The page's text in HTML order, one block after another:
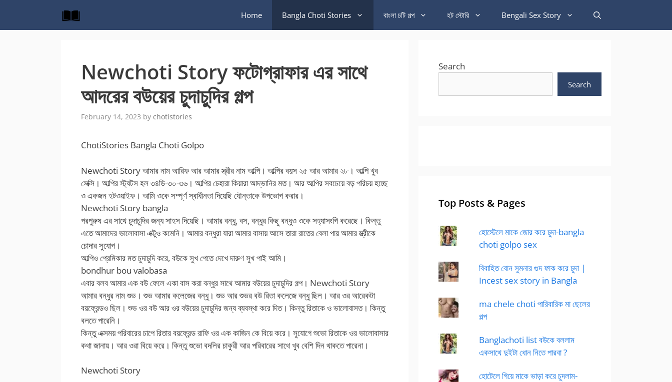
content
Home Bangla Choti Stories বাংলা চটি গল্প হট স্টোরি Bengali Sex Story
Newchoti Story ফটোগ্রাফার এর সাথে
আদরের বউয়ের চুদাচুদির গল্প
February 14, 2023 by chotistories
ChotiStories Bangla Choti Golpo
Newchoti Story আমার নাম আরিফ আর আমার স্ত্রীর নাম আল্পি। আল্পির বয়স ২৫ আর আমার ২৮। আল্পি খুব
সেক্সি। আল্পির স্ট্যটস হল ৩৪ডি-৩০-৩৬। আল্পির চেহারা কিয়ারা আদ্ভানির মত। আর আল্পির সবচেয়ে বড় পরিচয় হচ্ছে
ও একজন হটওয়াইফ। আমি ওকে সম্পূর্ণ স্বাধীনতা দিয়েছি যৌন্তাকে উপভোগ করার।
Newchoti Story bangla
পরপুরুষ এর সাথে চুদাচুদির জন্য সাহস দিয়েছি। আমার বন্ধু, বস, বন্ধুর কিছু বন্ধুও ওকে সহ্যাসংগি করেছে। কিন্তু
এতে আমাদের ভালোবাসা এক্টুও কমেনি। আমার বন্ধুরা যারা আমার বাসায় আসে তারা রাতের বেলা পায় আমার স্ত্রীকে
চোদার সুযোগ।
আল্পিও প্রেমিকার মত চুদাচুদি করে, বউকে সুখ পেতে দেখে দারুণ সুখ পাই আমি।
bondhur bou valobasa
এবার বলব আমার এক বউ ফেলে একা বাস করা বন্ধুর সাথে আমার বউয়ের চুদাচুদির গল্প। Newchoti Story
আমার বন্ধুর নাম শুভ। শুভ আমার কলেজের বন্ধু। শুভ আর শুভর বউ রিতা কলেজে বন্ধু ছিল। আর ওর আরেকটা
বয়ফ্রেন্ডও ছিল। শুভ ওর বউ আর ওর বউয়ের চুদাচুদির জন্য ব্যবস্থা করে দিত। কিন্তু রিতাকে ও ভালোবাসত। কিন্তু
বলতে পারেনি।
কিন্তু এক্সময় পরিবারের চাপে রিতার বয়ফ্রেন্ড রাফি ওর এক কাজিন কে বিয়ে করে। সুযোগে শুভো রিতাকে ওর ভালোবাসার
কথা জানায়। আর ওরা বিয়ে করে। কিন্তু শুভো বদলির চাকুরী আর পরিবারের সাথে খুব বেশি দিন থাকতে পারেনা।
Newchoti Story
Search
Search
Top Posts & Pages
হোস্টেলে মাকে জোর করে চুদা-bangla
choti golpo sex
বিবাহিত বোন সুমনার গুদ ফাক করে চুদা |
Incest sex story in Bangla
ma chele choti পারিবারিক মা ছেলের
গল্প
Banglachoti list বউকে বললাম
একসাথে দুইটা ধোন নিতে পারবা ?
হোটেলে গিয়ে মাকে ভাড়া করে চুদলাম-